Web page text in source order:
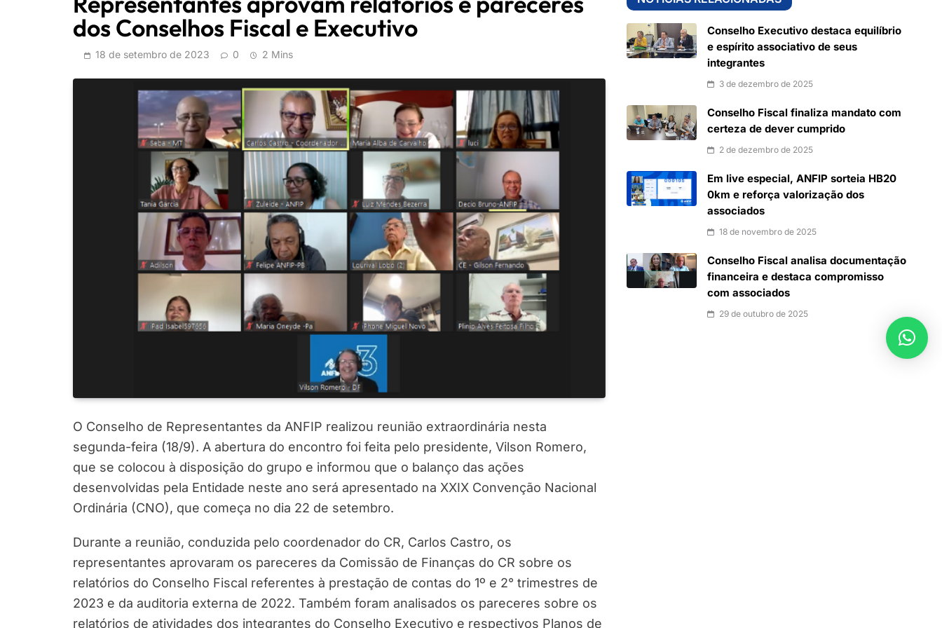
dos Conselhos Fiscal e Executivo
18 de setembro de 2023 0 2 Mins
O Conselho de Representantes da ANFIP realizou reunião extraordinária nesta
segunda-feira (18/9). A abertura do encontro foi feita pelo presidente, Vilson Romero,
que se colocou à disposição do grupo e informou que o balanço das ações
desenvolvidas pela Entidade neste ano será apresentado na XXIX Convenção Nacional
Ordinária (CNO), que começa no dia 22 de setembro.
Durante a reunião, conduzida pelo coordenador do CR, Carlos Castro, os
representantes aprovaram os pareceres da Comissão de Finanças do CR sobre os
relatórios do Conselho Fiscal referentes à prestação de contas do 1º e 2° trimestres de
2023 e da auditoria externa de 2022. Também foram analisados os pareceres sobre os
relatórios de atividades dos integrantes do Conselho Executivo e respectivos Planos de
Conselho Executivo destaca equilíbrio
e espírito associativo de seus
integrantes
3 de dezembro de 2025
Conselho Fiscal finaliza mandato com
certeza de dever cumprido
2 de dezembro de 2025
Em live especial, ANFIP sorteia HB20
0km e reforça valorização dos
associados
18 de novembro de 2025
Conselho Fiscal analisa documentação
financeira e destaca compromisso
com associados
29 de outubro de 2025